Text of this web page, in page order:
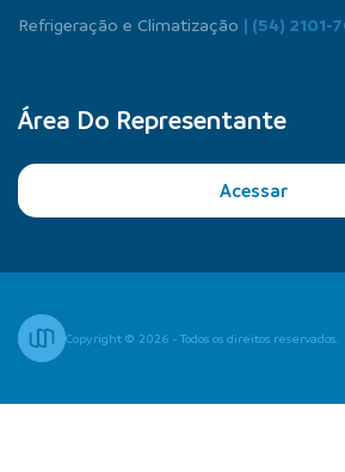
Refrigeração e Climatização | (54) 2101-
Área Do Representante
Acessar
Copyright © 2026 - Todos os direitos reservados.